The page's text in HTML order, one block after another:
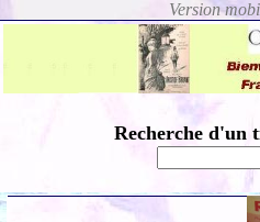
Recherche d'un